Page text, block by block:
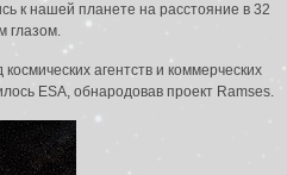
к нашей планете на расстояние в 32
глазом.
агентств и коммерческих
ESA, обнародовав проект Ramses.